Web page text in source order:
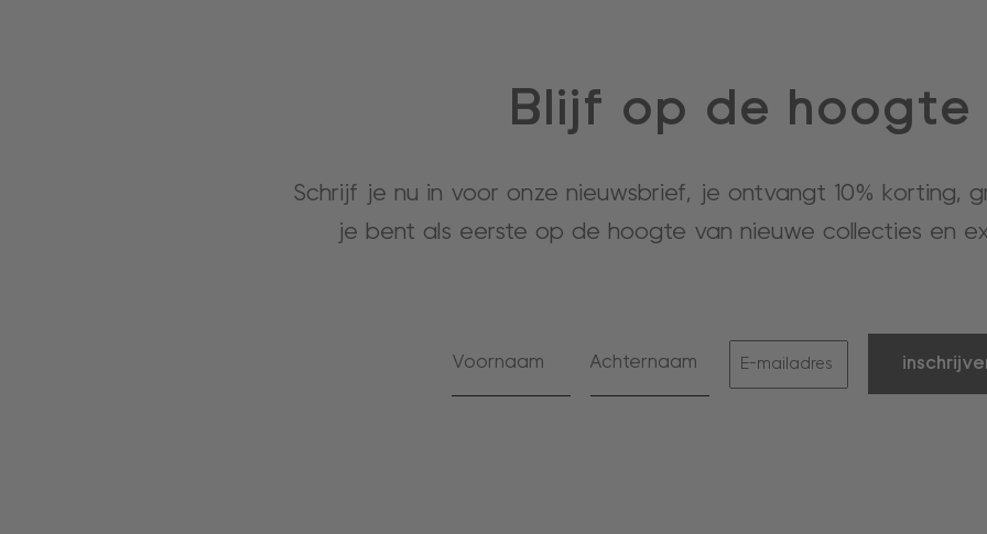
Blijf op de hoogte
Schrijf je nu in voor onze nieuwsbrief, je ontvangt 10% korting,
je bent als eerste op de hoogte van nieuwe collecties en